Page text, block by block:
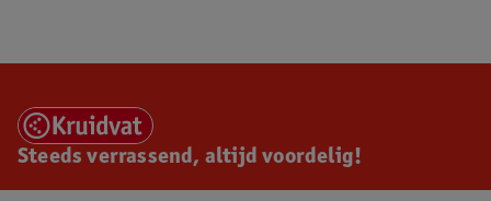
Steeds verrassend, altijd voordelig!